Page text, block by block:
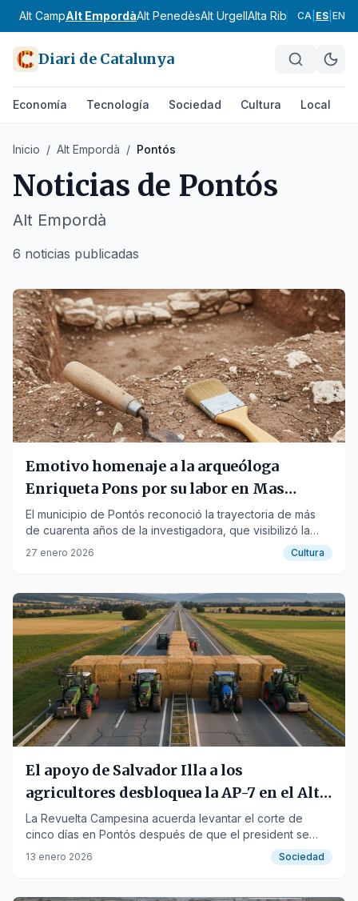
Alt CampAlt EmpordàAlt PenedèsAlt UrgellAlta RibagorçaAnoia
CA ES EN
Diari de Catalunya
Economía Tecnología Sociedad Cultura Local
Inicio / Alt Empordà / Pontós
Noticias de Pontós
Alt Empordà
6 noticias publicadas
Emotivo homenaje a la arqueóloga
Enriqueta Pons por su labor en Mas
Castellar
El municipio de Pontós reconoció la trayectoria de más
de cuarenta años de la investigadora, que visibilizó la
localidad.
27 enero 2026 Cultura
El apoyo de Salvador Illa a los
agricultores desbloquea la AP-7 en el Alt
Empordà
La Revuelta Campesina acuerda levantar el corte de
cinco días en Pontós después de que el president se
comprometiera a defender el sector en Madrid y
13 enero 2026 Sociedad